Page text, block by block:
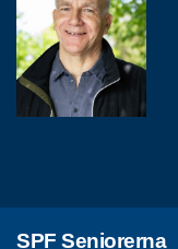
SPF Seniorerna